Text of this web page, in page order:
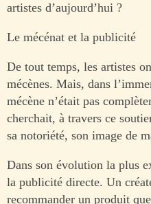
artistes d’aujourd’hui ?
Le mécénat et la publicité
De tout temps, les artistes
mécènes. Mais, dans
mécène n’était pas
cherchait, à travers ce
sa notoriété, son image de
Dans son évolution la plus
la publicité directe. Un
recommander un produit